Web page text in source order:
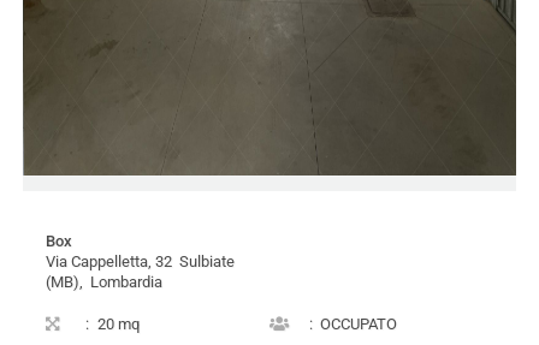
Box
Via Cappelletta, 32 Sulbiate
(MB), Lombardia
: 20 mq : OCCUPATO